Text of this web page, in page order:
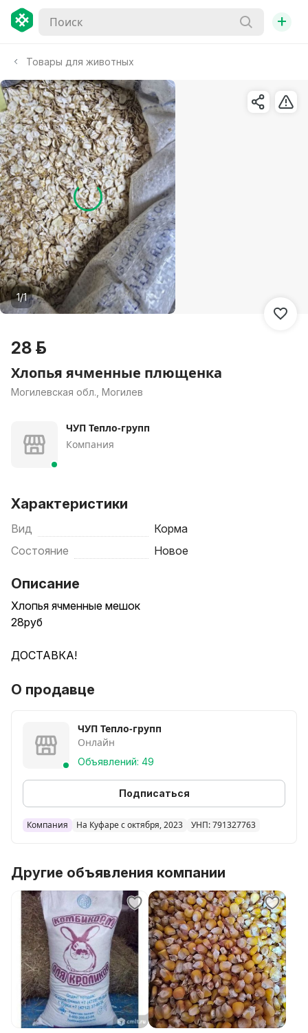
+
Товары для животных
1/1
28 р.
Хлопья ячменные плющенка
Могилевская обл., Могилев
ЧУП Тепло-групп
Компания
Характеристики
Вид
Корма
Состояние
Новое
Описание
Хлопья ячменные мешок
28руб
ДОСТАВКА!
О продавце
ЧУП Тепло-групп
Онлайн
Объявлений: 49
Подписаться
Компания На Куфаре с октября, 2023 УНП: 791327763
Другие объявления компании